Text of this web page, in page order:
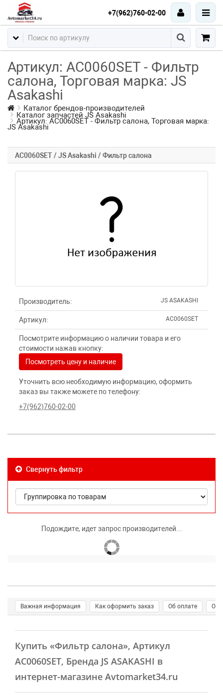
+7(962)760-02-00
Артикул: AC0060SET - Фильтр
салона, Торговая марка: JS
Asakashi
Каталог брендов-производителей
Каталог запчастей JS Asakashi
Артикул: AC0060SET - Фильтр салона, Торговая марка:
JS Asakashi
AC0060SET / JS Asakashi / Фильтр салона
Производитель: JS ASAKASHI
Артикул: AC0060SET
Посмотрите информацию о наличии товара и его
стоимости нажав кнопку:
Посмотреть цену и наличие
Уточнить всю необходимую информацию, оформить
заказ вы также можете по телефону:
+7(962)760-02-00
Свернуть фильтр
Подождите, идет запрос производителей...
Важная информация Как оформить заказ Об оплате О
Купить «Фильтр салона», Артикул
AC0060SET, Бренда JS ASAKASHI в
интернет-магазине Avtomarket34.ru